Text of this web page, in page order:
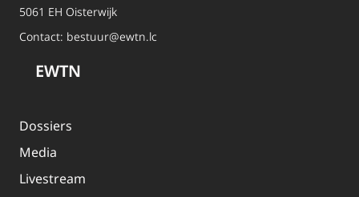
5061 EH Oisterwijk
Contact: bestuur@ewtn.lc
EWTN
Dossiers
Media
Livestream